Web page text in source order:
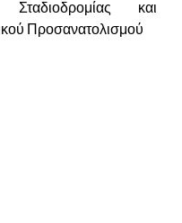
Σταδιοδρομίας και
Προσανατολισμού